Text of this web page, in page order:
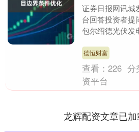
证券日报网讯城
台回答投资者提
包尔绍德光伏发
建设前期准备工....
德恒财富
查看：226 分
资平台
龙辉配资文章已